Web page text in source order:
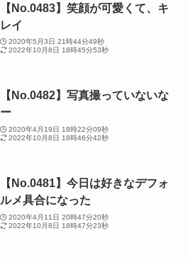
【No.0483】笑顔が可愛くて、キ
レイ
2020年5月3日 21時44分49秒
2022年10月8日 18時45分53秒
【No.0482】写真撮っていないな
ー
2020年4月19日 18時22分09秒
2022年10月8日 18時46分42秒
【No.0481】今日は好きなデフォ
ルメ具合になった
2020年4月11日 20時47分20秒
2022年10月8日 18時47分23秒